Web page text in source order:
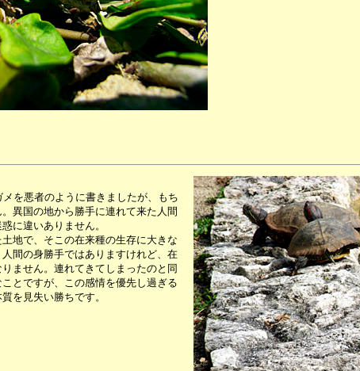
を悪者のように書きましたが、もち
異国の地から勝手に連れて来た人間
に違いありません。
地で、そこの在来種の生存に大きな
間の身勝手ではありますけれど、在
ません。連れてきてしまったのと同
とですが、この感情を優先し過ぎる
を見失い勝ちです。